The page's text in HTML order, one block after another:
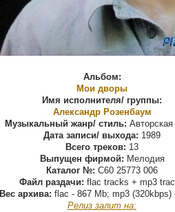
Альбом:
Мои дворы
Имя исполнителя/ группы:
Александр Розенбаум
Музыкальный жанр/ стиль: Авторская
Дата записи/ выхода: 1989
Всего треков: 13
Выпущен фирмой: Мелодия
Каталог №: С60 25773 006
Файл раздачи: flac tracks + mp3
Вес архива: flac - 867 Mb; mp3 (320kbps)
Релиз залит на: